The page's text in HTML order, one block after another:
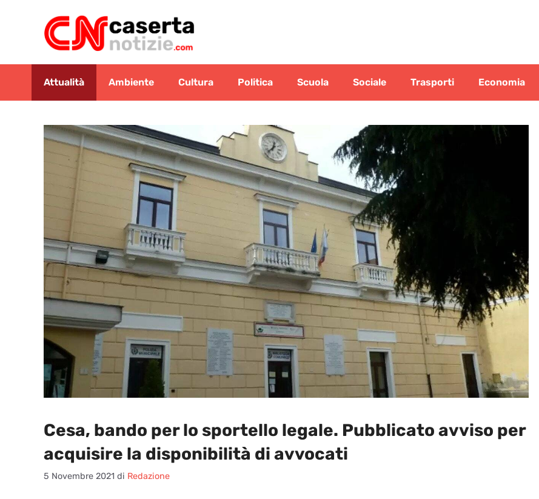
contenuto
Attualità Ambiente Cultura Politica Scuola Sociale Trasporti Economia
Cesa, bando per lo sportello legale. Pubblicato avviso per
acquisire la disponibilità di avvocati
5 Novembre 2021 di Redazione